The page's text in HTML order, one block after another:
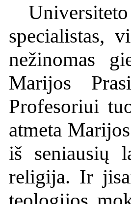
specialistas,
nežinomas
Marijos
Profesoriui
atmeta
iš seniausių
religija. Ir